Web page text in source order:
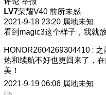
LV7荣耀V40 前所未感
2021-9-18 23:20 属地未知
看到magic3这个样子，我就
HONOR2604269304410 : 之
热和续航不好也更回来了，
美！
2021-9-19 06:06 属地未知